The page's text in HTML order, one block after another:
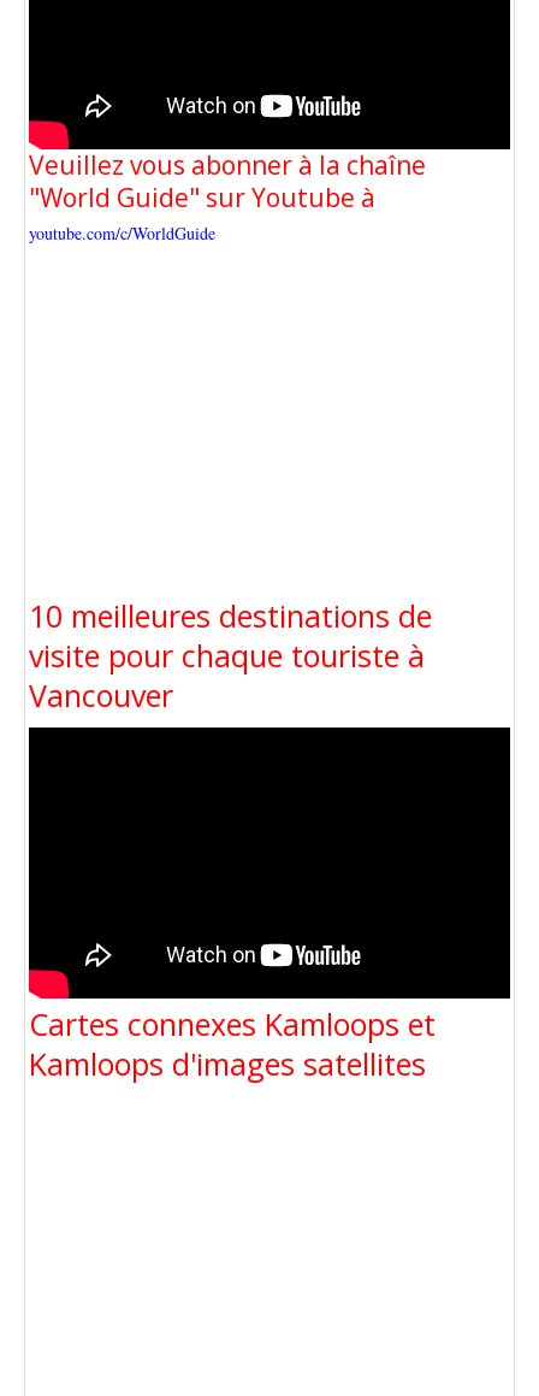
Veuillez vous abonner à la chaîne
"World Guide" sur Youtube à
youtube.com/c/WorldGuide
10 meilleures destinations de
visite pour chaque touriste à
Vancouver
Cartes connexes Kamloops et
Kamloops d'images satellites